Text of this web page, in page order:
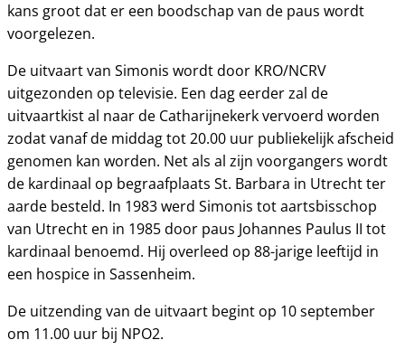
kans groot dat er een boodschap van de paus wordt
voorgelezen.
De uitvaart van Simonis wordt door KRO/NCRV
uitgezonden op televisie. Een dag eerder zal de
uitvaartkist al naar de Catharijnekerk vervoerd worden
zodat vanaf de middag tot 20.00 uur publiekelijk afscheid
genomen kan worden. Net als al zijn voorgangers wordt
de kardinaal op begraafplaats St. Barbara in Utrecht ter
aarde besteld. In 1983 werd Simonis tot aartsbisschop
van Utrecht en in 1985 door paus Johannes Paulus II tot
kardinaal benoemd. Hij overleed op 88-jarige leeftijd in
een hospice in Sassenheim.
De uitzending van de uitvaart begint op 10 september
om 11.00 uur bij NPO2.